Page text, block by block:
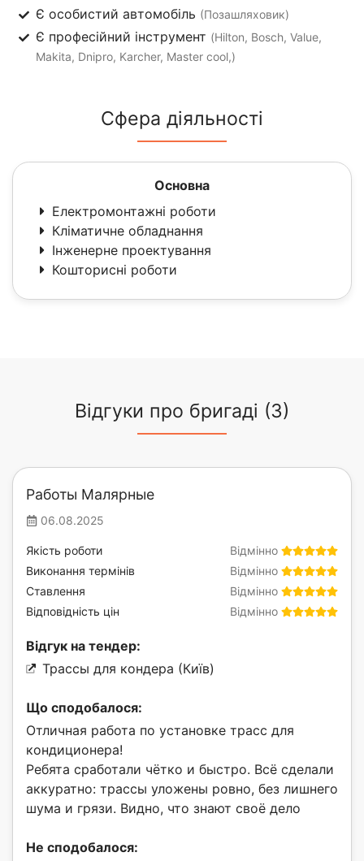
Є особистий автомобіль (Позашляховик)
Є професійний інструмент (Hilton, Bosch, Value,
Makita, Dnipro, Karcher, Master cool,)
Сфера діяльності
Основна
Електромонтажні роботи
Кліматичне обладнання
Інженерне проектування
Кошторисні роботи
Відгуки про бригаді (3)
Работы Малярные
06.08.2025
Відмінно
Якість роботи
Відмінно
Виконання термінів
Відмінно
Ставлення
Відмінно
Відповідність цін
Відгук на тендер:
Трассы для кондера (Київ)
Що сподобалося:
Отличная работа по установке трасс для
кондиционера!
Ребята сработали чётко и быстро. Всё сделали
аккуратно: трассы уложены ровно, без лишнего
шума и грязи. Видно, что знают своё дело
Не сподобалося: